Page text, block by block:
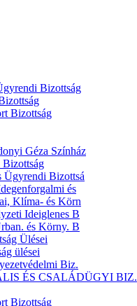
Bizottság
Bizottság
Géza Színház
Bizottság
Ügyrendi Bizottsá
és
Klíma- és Körn
Ideiglenes B
és Körny. B
Ülései
ülései
Biz.
ÉS CSALÁDÜGYI BIZ.
Bizottság